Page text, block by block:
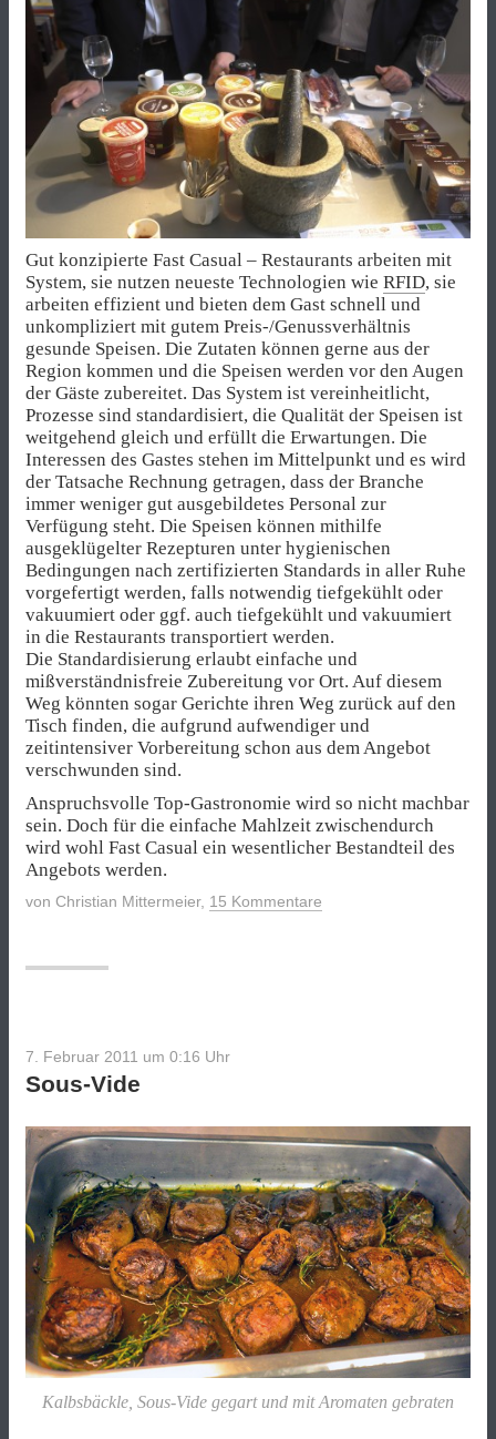
Gut konzipierte Fast Casual – Restaurants arbeiten mit
System, sie nutzen neueste Technologien wie RFID, sie
arbeiten effizient und bieten dem Gast schnell und
unkompliziert mit gutem Preis-/Genussverhältnis
gesunde Speisen. Die Zutaten können gerne aus der
Region kommen und die Speisen werden vor den Augen
der Gäste zubereitet. Das System ist vereinheitlicht,
Prozesse sind standardisiert, die Qualität der Speisen ist
weitgehend gleich und erfüllt die Erwartungen. Die
Interessen des Gastes stehen im Mittelpunkt und es wird
der Tatsache Rechnung getragen, dass der Branche
immer weniger gut ausgebildetes Personal zur
Verfügung steht. Die Speisen können mithilfe
ausgeklügelter Rezepturen unter hygienischen
Bedingungen nach zertifizierten Standards in aller Ruhe
vorgefertigt werden, falls notwendig tiefgekühlt oder
vakuumiert oder ggf. auch tiefgekühlt und vakuumiert
in die Restaurants transportiert werden.
Die Standardisierung erlaubt einfache und
mißverständnisfreie Zubereitung vor Ort. Auf diesem
Weg könnten sogar Gerichte ihren Weg zurück auf den
Tisch finden, die aufgrund aufwendiger und
zeitintensiver Vorbereitung schon aus dem Angebot
verschwunden sind.
Anspruchsvolle Top-Gastronomie wird so nicht machbar
sein. Doch für die einfache Mahlzeit zwischendurch
wird wohl Fast Casual ein wesentlicher Bestandteil des
Angebots werden.
von Christian Mittermeier, 15 Kommentare
7. Februar 2011 um 0:16 Uhr
Sous-Vide
Kalbsbäckle, Sous-Vide gegart und mit Aromaten gebraten